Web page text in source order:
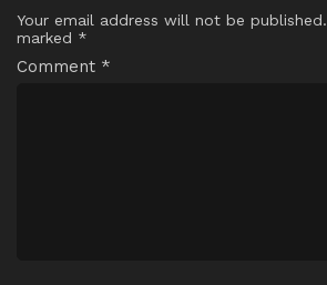
Your email address will not be published.
marked *
Comment *